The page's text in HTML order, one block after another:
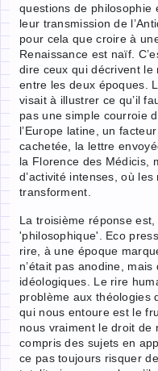
questions de philosophie
leur transmission de
pour cela que croire à
Renaissance est naïf.
dire ceux qui décrivent
entre les deux époques.
visait à illustrer ce qu’il
pas une simple courroie
l’Europe latine, un
cachetée, la lettre
la Florence des Médicis,
d’activité intenses, où
transforment.
La troisième réponse
'philosophique'. Eco
rire, à une époque
n’était pas anodine, mais
idéologiques. Le rire
problème aux théologies
qui nous entoure est le
nous vraiment le droit de
compris des sujets en
ce pas toujours risquer